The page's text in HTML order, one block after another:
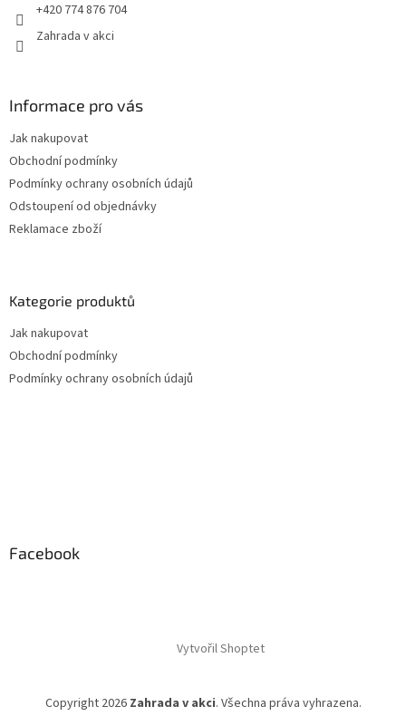
+420 774 876 704
Zahrada v akci
Informace pro vás
Jak nakupovat
Obchodní podmínky
Podmínky ochrany osobních údajů
Odstoupení od objednávky
Reklamace zboží
Kategorie produktů
Jak nakupovat
Obchodní podmínky
Podmínky ochrany osobních údajů
Facebook
Vytvořil Shoptet
Copyright 2026 Zahrada v akci. Všechna práva vyhrazena.